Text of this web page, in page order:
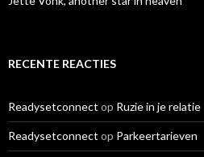
RECENTE REACTIES
Readysetconnect op Ruzie in je relatie
Readysetconnect op Parkeertarieven